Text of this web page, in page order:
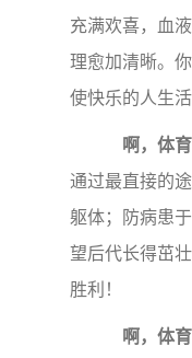
充满欢喜，血
理愈加清晰。
使快乐的人生活
啊，体育
通过最直接的
躯体；防病患
望后代长得茁
胜利！
啊，体育